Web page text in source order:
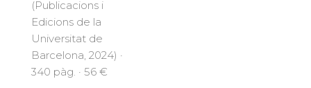
(Publicacions i
Edicions de la
Universitat de
Barcelona, 2024) ·
340 pàg. · 56 €